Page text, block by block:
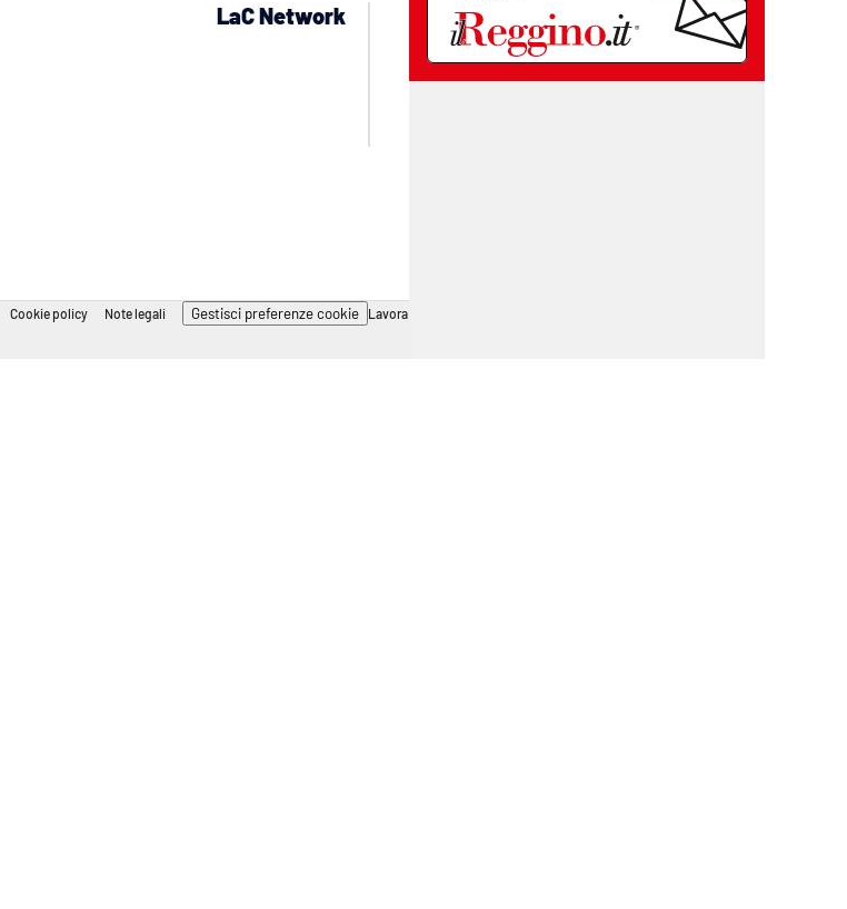
LaC Network
lacplay.it
lactv.it
laconair.it
lacitymag.it
lacapitalenews.it
cosenzachannel.it
Cookie policy Note legali Gestisci preferenze cookie Lavora con noi